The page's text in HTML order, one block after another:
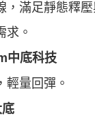
，滿足靜態釋
求。
中底科技
輕量回彈。